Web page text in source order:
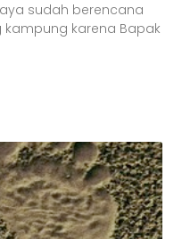
sudah berencana
kampung karena Bapak